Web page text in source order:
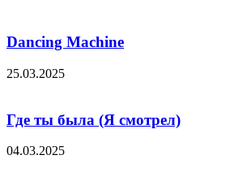
Dancing Machine
25.03.2025
Где ты была (Я смотрел)
04.03.2025